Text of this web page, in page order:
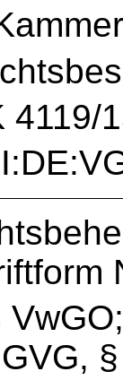
4119/